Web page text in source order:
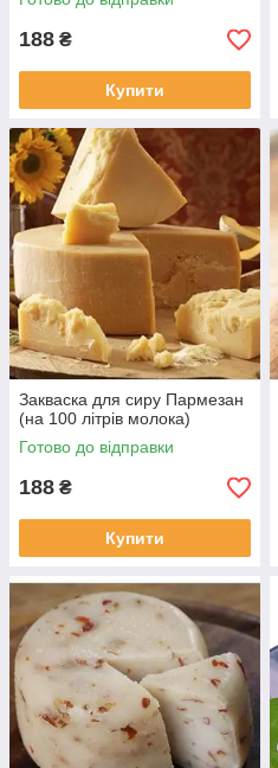
188 ₴
Купити
Закваска для сиру Пармезан
(на 100 літрів молока)
Готово до відправки
188 ₴
Купити